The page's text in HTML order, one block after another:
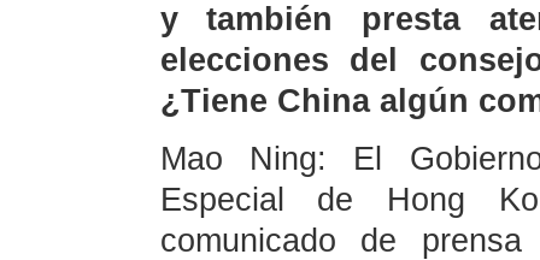
y también presta
elecciones del
¿Tiene China algún
Mao Ning: El
Especial de Hong
comunicado de